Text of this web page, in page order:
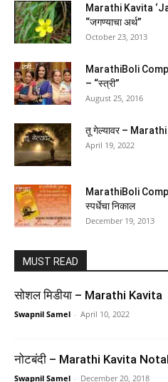
Metamorphosis
(44517104) ₹89.00 (as of August
DRONA JEE | MISSION
Set | JEE Main & Advanced
Chemistry & Mathematics |
(485126
Marathi Kavita
“जगण्याचा अर्थ”
October 23, 2013
MarathiBoli
– “स्त्री”
August 25, 2016
तू गेल्यावर –
April 19, 2022
MarathiBoli
स्पर्धेचा निकाल
December 19, 2013
MUST READ
सोशल मिडीया – Marathi Kavita
Swapnil Samel - April 10, 2022
नोटबंदी – Marathi Kavita
Swapnil Samel - December 20, 2018